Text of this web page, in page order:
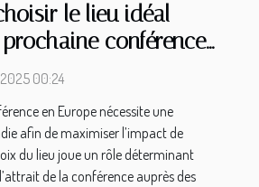
le lieu idéal
conférence
00:24
en Europe nécessite une
afin de maximiser l’impact de
du lieu joue un rôle déterminant
de la conférence auprès des